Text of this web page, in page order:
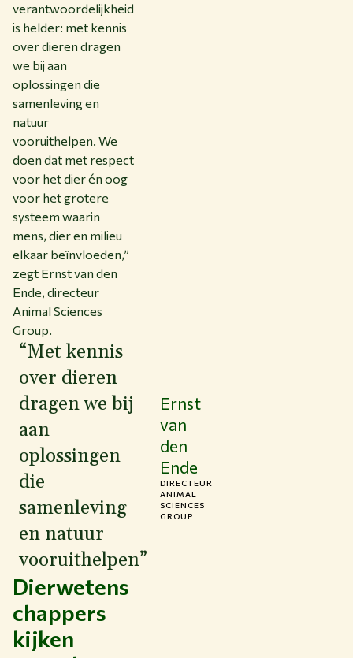
verantwoordelijkheid
is helder: met kennis
over dieren dragen
we bij aan
oplossingen die
samenleving en
natuur
vooruithelpen. We
doen dat met respect
voor het dier én oog
voor het grotere
systeem waarin
mens, dier en milieu
elkaar beïnvloeden,”
zegt Ernst van den
Ende, directeur
Animal Sciences
Group.
“Met kennis
over dieren
dragen we bij
aan
oplossingen
die
samenleving
en natuur
vooruithelpen”
Ernst
van
den
Ende
DIRECTEUR
ANIMAL
SCIENCES
GROUP
Dierwetens
chappers
kijken